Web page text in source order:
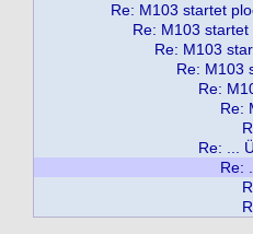
Re: M103 startet
Re: M103
Re: M103
Re: M103
Re:
Re:
Re: ...
Re: